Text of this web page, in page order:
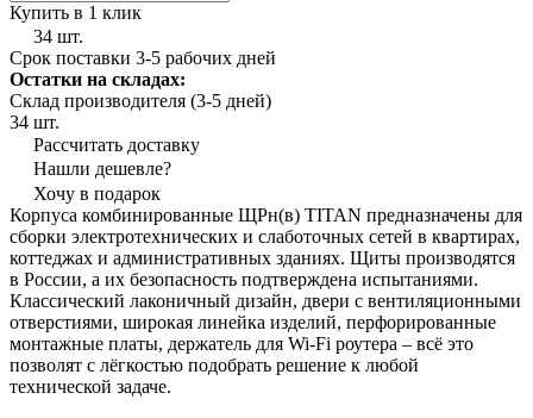
Купить в 1 клик
34 шт.
Срок поставки 3-5 рабочих дней
Остатки на складах:
Склад производителя (3-5 дней)
34 шт.
Рассчитать доставку
Нашли дешевле?
Хочу в подарок
Корпуса комбинированные ЩРн(в) TITAN предназначены для
сборки электротехнических и слаботочных сетей в квартирах,
коттеджах и административных зданиях. Щиты производятся
в России, а их безопасность подтверждена испытаниями.
Классический лаконичный дизайн, двери с вентиляционными
отверстиями, широкая линейка изделий, перфорированные
монтажные платы, держатель для Wi-Fi роутера – всё это
позволят с лёгкостью подобрать решение к любой
технической задаче.